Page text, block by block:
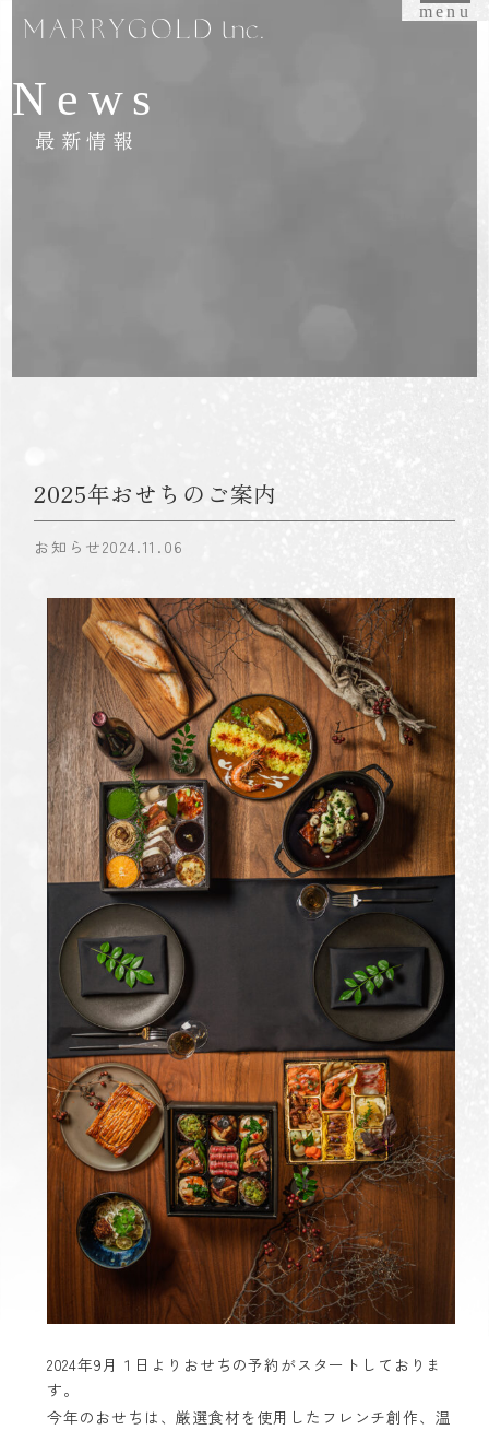
menu
News
最新情報
2025年おせちのご案内
お知らせ2024.11.06
2024年9 月１日よりおせちの予約がスタートしておりま
す。
今年のおせちは、厳選食材を使用したフレンチ創作、温